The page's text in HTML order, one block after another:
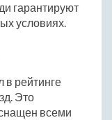
гарантируют
условиях.
в рейтинге
Это
всеми